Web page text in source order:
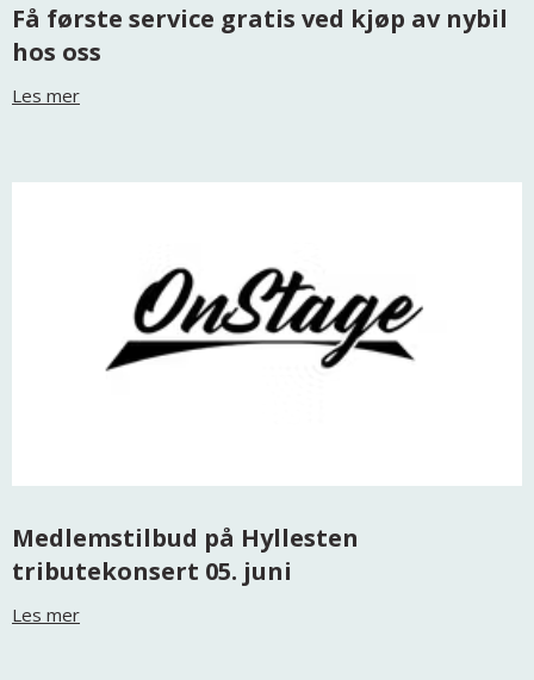
Få første service gratis ved kjøp av nybil
hos oss
Les mer
Medlemstilbud på Hyllesten
tributekonsert 05. juni
Les mer